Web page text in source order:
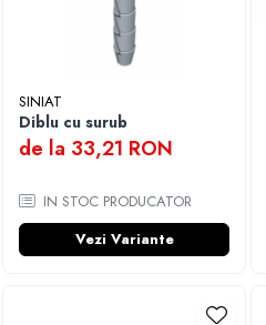
SINIAT
Diblu cu surub
de la 33,21 RON
IN STOC PRODUCATOR
Vezi Variante